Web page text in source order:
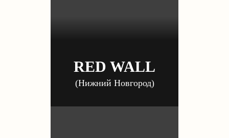
RED WALL
(Нижний Новгород)